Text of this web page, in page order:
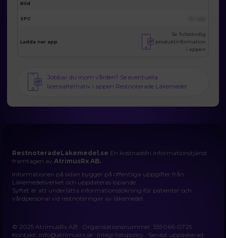
Bild
SPC
Ladda ner app
Se fullständig
produktinformation
i appen
Jobbar du inom vården? Se eventuella
licensalternativ i appen Restnoterade Läkemedel
RestnoteradeLakemedel.se En kostnadsfri informationstjänst
framtagen avAtrimusRx AB.
Informationen på sidan bygger på offentliga uppgifter från
Läkemedelsverket och uppdateras löpande.
Syftet är att underlätta informationssökning för patienter och
vårdpersonal vid restnoteringar av läkemedel.
© 2025 AtrimusRx AB · Organisationsnummer: 559066-0725
Kontakt: info@atrimusrx.se · Integritetspolicy · Senast uppdaterad: